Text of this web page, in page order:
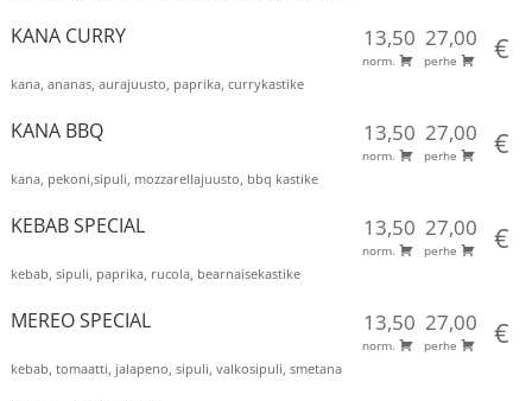
KANA CURRY 13,50
norm.
27,00
perhe €
kana, ananas, aurajuusto, paprika, currykastike
KANA BBQ 13,50
norm.
27,00
perhe €
kana, pekoni,sipuli, mozzarellajuusto, bbq kastike
KEBAB SPECIAL 13,50
norm.
27,00
perhe €
kebab, sipuli, paprika, rucola, bearnaisekastike
MEREO SPECIAL 13,50
norm.
27,00
perhe €
kebab, tomaatti, jalapeno, sipuli, valkosipuli, smetana